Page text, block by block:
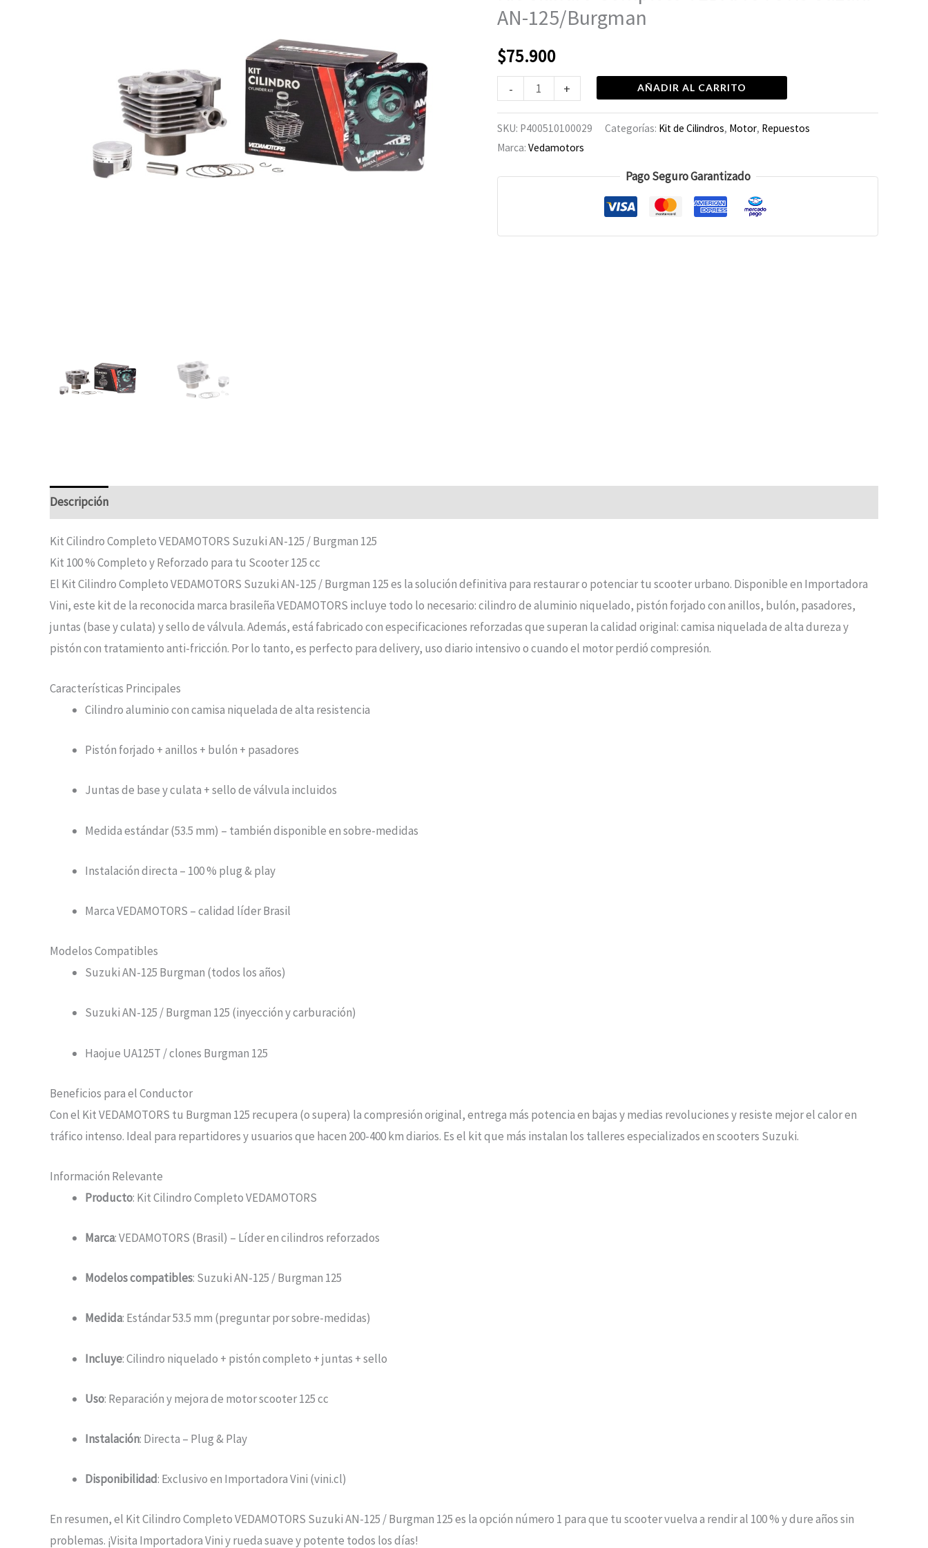
AN-125/Burgman
$75.900
-
AN-
cantidad
+ AÑADIR AL CARRITO
SKU: P400510100029 Categorías: Kit de Cilindros, Motor, Repuestos
Marca: Vedamotors
Pago Seguro Garantizado
Descripción
Kit Cilindro Completo VEDAMOTORS Suzuki AN-125 / Burgman 125
Kit 100 % Completo y Reforzado para tu Scooter 125 cc
El Kit Cilindro Completo VEDAMOTORS Suzuki AN-125 / Burgman 125 es la solución definitiva para restaurar o potenciar tu scooter urbano. Disponible en Importadora
Vini, este kit de la reconocida marca brasileña VEDAMOTORS incluye todo lo necesario: cilindro de aluminio niquelado, pistón forjado con anillos, bulón, pasadores,
juntas (base y culata) y sello de válvula. Además, está fabricado con especificaciones reforzadas que superan la calidad original: camisa niquelada de alta dureza y
pistón con tratamiento anti-fricción. Por lo tanto, es perfecto para delivery, uso diario intensivo o cuando el motor perdió compresión.
Características Principales
Cilindro aluminio con camisa niquelada de alta resistencia
Pistón forjado + anillos + bulón + pasadores
Juntas de base y culata + sello de válvula incluidos
Medida estándar (53.5 mm) – también disponible en sobre-medidas
Instalación directa – 100 % plug & play
Marca VEDAMOTORS – calidad líder Brasil
Modelos Compatibles
Suzuki AN-125 Burgman (todos los años)
Suzuki AN-125 / Burgman 125 (inyección y carburación)
Haojue UA125T / clones Burgman 125
Beneficios para el Conductor
Con el Kit VEDAMOTORS tu Burgman 125 recupera (o supera) la compresión original, entrega más potencia en bajas y medias revoluciones y resiste mejor el calor en
tráfico intenso. Ideal para repartidores y usuarios que hacen 200-400 km diarios. Es el kit que más instalan los talleres especializados en scooters Suzuki.
Información Relevante
Producto: Kit Cilindro Completo VEDAMOTORS
Marca: VEDAMOTORS (Brasil) – Líder en cilindros reforzados
Modelos compatibles: Suzuki AN-125 / Burgman 125
Medida: Estándar 53.5 mm (preguntar por sobre-medidas)
Incluye: Cilindro niquelado + pistón completo + juntas + sello
Uso: Reparación y mejora de motor scooter 125 cc
Instalación: Directa – Plug & Play
Disponibilidad: Exclusivo en Importadora Vini (vini.cl)
En resumen, el Kit Cilindro Completo VEDAMOTORS Suzuki AN-125 / Burgman 125 es la opción número 1 para que tu scooter vuelva a rendir al 100 % y dure años sin
problemas. ¡Visita Importadora Vini y rueda suave y potente todos los días!